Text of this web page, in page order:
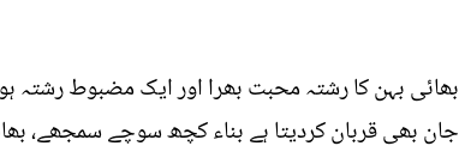
بھائی بہن کا رشتہ محبت بھرا اور ایک مضبوط رشتہ
جان بھی قربان کردیتا ہے بناء کچھ سوچے سمجھے،